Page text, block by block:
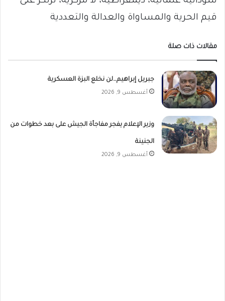
قيم الحرية والمساواة والعدالة والتعددية
مقالات ذات صلة
جبريل إبراهيم…لن نخلع البزة العسكرية
أغسطس 9, 2026
وزير الإعلام يفجر مفاجأة الجيش على بعد خطوات من
الجنينة
أغسطس 9, 2026